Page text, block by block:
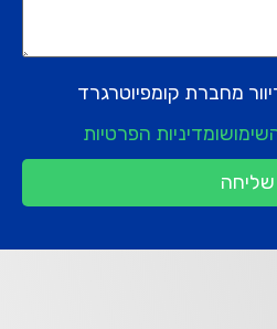
מחברת קומפיוטרגרד
ומדיניות הפרטיות
שליחה